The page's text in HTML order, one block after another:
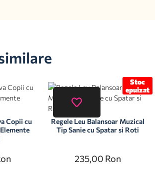
Copii cu
Stoc
epuizat
Regele Leu Balansoar Muzical
Tip Sanie cu Spatar si Roti
235,00 Ron